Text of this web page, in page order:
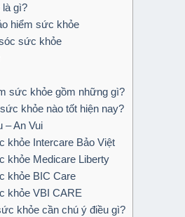
là gì?
hiểm sức khỏe
sức khỏe
sức khỏe gồm những gì?
khỏe nào tốt hiện nay?
– An Vui
khỏe Intercare Bảo Việt
khỏe Medicare Liberty
khỏe BIC Care
khỏe VBI CARE
khỏe cần chú ý điều gì?